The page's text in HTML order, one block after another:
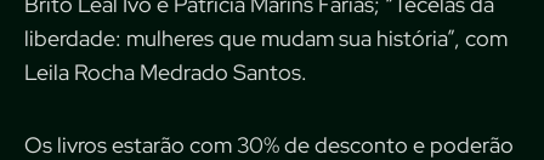
liberdade: mulheres que mudam sua história”, com
Leila Rocha Medrado Santos.
Os livros estarão com 30% de desconto e poderão